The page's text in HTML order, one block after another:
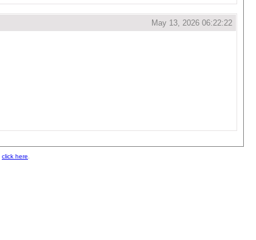
May 13, 2026 06:22:22
click here